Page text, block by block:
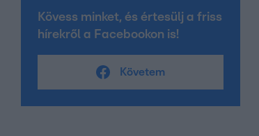
Kövess minket, és értesülj a friss
hírekről a Facebookon is!
Követem